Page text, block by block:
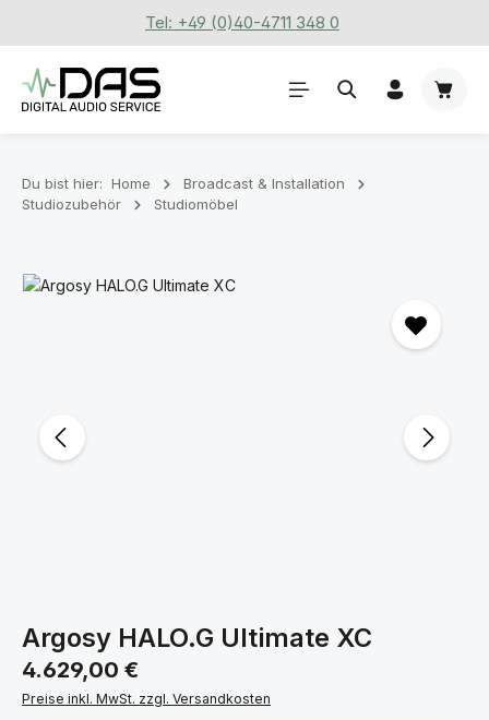
Zum Hauptinhalt springenTel: +49 (0)40-4711 348 0
Du bist hier: Home
Broadcast & Installation
Studiozubehör
Studiomöbel
Bildergalerie überspringen
Argosy HALO.G Ultimate XC
Regulärer Preis:
4.629,00 €
Preise inkl. MwSt. zzgl. Versandkosten